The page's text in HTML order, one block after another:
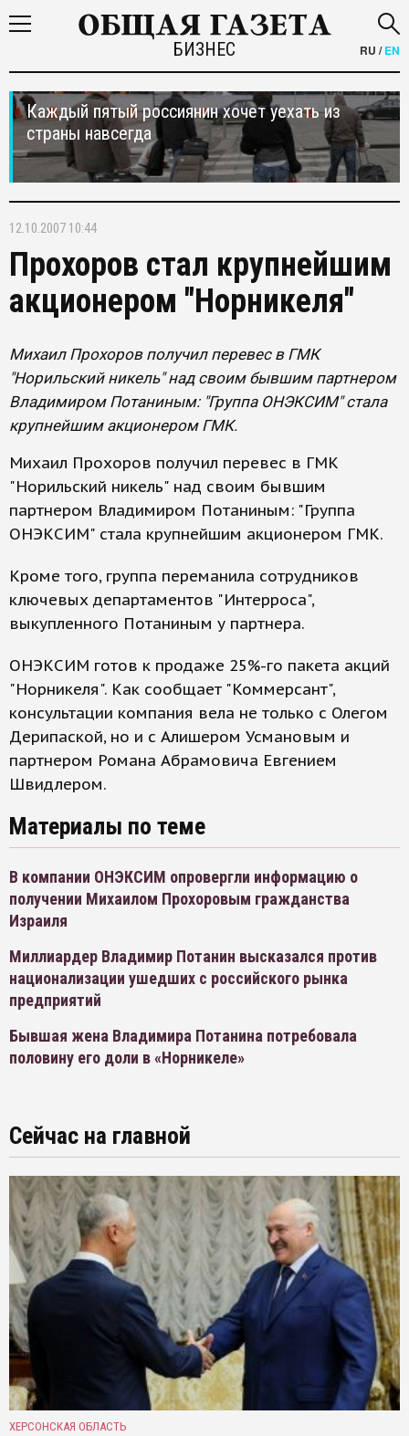
БИЗНЕС RU /EN
Каждый пятый россиянин хочет уехать из
страны навсегда
12.10.2007 10:44
Прохоров стал крупнейшим
акционером "Норникеля"
Михаил Прохоров получил перевес в ГМК
"Норильский никель" над своим бывшим партнером
Владимиром Потаниным: "Группа ОНЭКСИМ" стала
крупнейшим акционером ГМК.
Михаил Прохоров получил перевес в ГМК
"Норильский никель" над своим бывшим
партнером Владимиром Потаниным: "Группа
ОНЭКСИМ" стала крупнейшим акционером ГМК.
Кроме того, группа переманила сотрудников
ключевых департаментов "Интерроса",
выкупленного Потаниным у партнера.
ОНЭКСИМ готов к продаже 25%-го пакета акций
"Норникеля". Как сообщает "Коммерсант",
консультации компания вела не только с Олегом
Дерипаской, но и с Алишером Усмановым и
партнером Романа Абрамовича Евгением
Швидлером.
Материалы по теме
В компании ОНЭКСИМ опровергли информацию о
получении Михаилом Прохоровым гражданства
Израиля
Миллиардер Владимир Потанин высказался против
национализации ушедших с российского рынка
предприятий
Бывшая жена Владимира Потанина потребовала
половину его доли в «Норникеле»
Сейчас на главной
ХЕРСОНСКАЯ ОБЛАСТЬ